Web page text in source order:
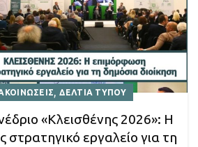
,ΔΕΛΤΙΑ ΤΥΠΟΥ
«Κλεισθένης 2026»: Η
εργαλείο για τη